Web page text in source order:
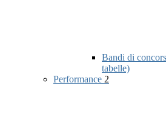
Bandi di
tabelle)
Performance 2